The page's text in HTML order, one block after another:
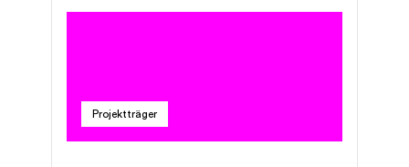
Aargau, Verein für Stundenhilfe Schönenwerd,
Einwohnergemeinde Schönenwerd,
Projektträger